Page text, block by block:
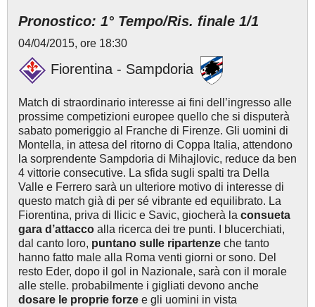
Pronostico: 1° Tempo/Ris. finale 1/1
04/04/2015, ore 18:30
Fiorentina - Sampdoria
Match di straordinario interesse ai fini dell’ingresso alle
prossime competizioni europee quello che si disputerà
sabato pomeriggio al Franche di Firenze. Gli uomini di
Montella, in attesa del ritorno di Coppa Italia, attendono
la sorprendente Sampdoria di Mihajlovic, reduce da ben
4 vittorie consecutive. La sfida sugli spalti tra Della
Valle e Ferrero sarà un ulteriore motivo di interesse di
questo match già di per sé vibrante ed equilibrato. La
Fiorentina, priva di Ilicic e Savic, giocherà la consueta
gara d’attacco alla ricerca dei tre punti. I blucerchiati,
dal canto loro, puntano sulle ripartenze che tanto
hanno fatto male alla Roma venti giorni or sono. Del
resto Eder, dopo il gol in Nazionale, sarà con il morale
alle stelle. probabilmente i gigliati devono anche
dosare le proprie forze e gli uomini in vista